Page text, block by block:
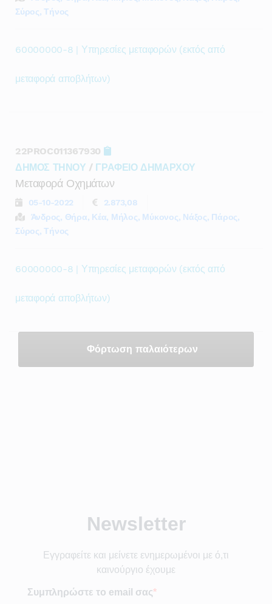
Σύρος, Τήνος
60000000-8 | Υπηρεσίες μεταφορών (εκτός από
μεταφορά αποβλήτων)
22PROC011367930
ΔΗΜΟΣ ΤΗΝΟΥ / ΓΡΑΦΕΙΟ ΔΗΜΑΡΧΟΥ
Μεταφορά Οχημάτων
05-10-2022
2.873,08
Άνδρος, Θήρα, Κέα, Μήλος, Μύκονος, Νάξος, Πάρος,
Σύρος, Τήνος
60000000-8 | Υπηρεσίες μεταφορών (εκτός από
μεταφορά αποβλήτων)
Φόρτωση παλαιότερων